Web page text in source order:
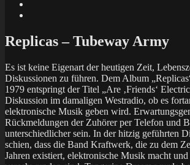
X
Replicas – Tubeway Army
Es ist keine Eigenart der heutigen Zeit,
Diskussionen zu führen. Dem Album
1979 entspringt der Titel „Are ‚Friends‘
Diskussion im damaligen Westradio, ob es
elektronische Musik geben wird.
Rückmeldungen der Zuhörer per Telefon und
unterschiedlicher sein. In der hitzig geführten
schien, dass die Band Kraftwerk, die zu dem
Jahren existiert, elektronische Musik macht